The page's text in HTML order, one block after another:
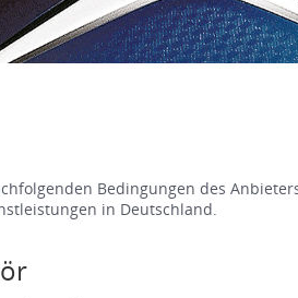
Bedingungen des
in Deutschland.